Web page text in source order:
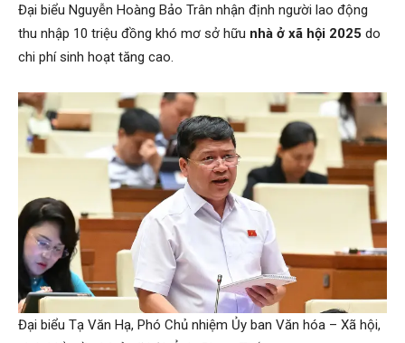
Đại biểu Nguyễn Hoàng Bảo Trân nhận định người lao động
thu nhập 10 triệu đồng khó mơ sở hữu nhà ở xã hội 2025 do
chi phí sinh hoạt tăng cao.
Đại biểu Tạ Văn Hạ, Phó Chủ nhiệm Ủy ban Văn hóa – Xã hội,